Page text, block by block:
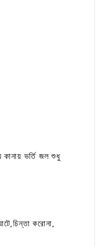
কানায় ভর্তি জল শুধু
করোনা,